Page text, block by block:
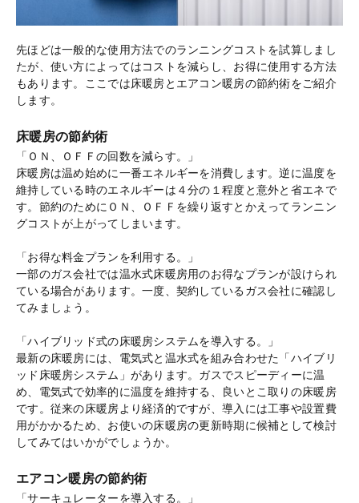
先ほどは一般的な使用方法でのランニングコストを試算しまし
たが、使い方によってはコストを減らし、お得に使用する方法
もあります。ここでは床暖房とエアコン暖房の節約術をご紹介
します。
床暖房の節約術
「ＯＮ、ＯＦＦの回数を減らす。」
床暖房は温め始めに一番エネルギーを消費します。逆に温度を
維持している時のエネルギーは４分の１程度と意外と省エネで
す。節約のためにＯＮ、ＯＦＦを繰り返すとかえってランニン
グコストが上がってしまいます。
「お得な料金プランを利用する。」
一部のガス会社では温水式床暖房用のお得なプランが設けられ
ている場合があります。一度、契約しているガス会社に確認し
てみましょう。
「ハイブリッド式の床暖房システムを導入する。」
最新の床暖房には、電気式と温水式を組み合わせた「ハイブリ
ッド床暖房システム」があります。ガスでスピーディーに温
め、電気式で効率的に温度を維持する、良いとこ取りの床暖房
です。従来の床暖房より経済的ですが、導入には工事や設置費
用がかかるため、お使いの床暖房の更新時期に候補として検討
してみてはいかがでしょうか。
エアコン暖房の節約術
「サーキュレーターを導入する。」